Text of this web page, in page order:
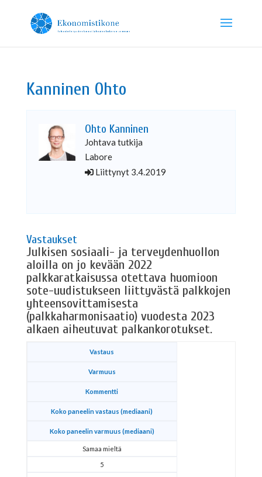
Kanninen Ohto
Ohto Kanninen
Johtava tutkija
Labore
Liittynyt 3.4.2019
Vastaukset
Julkisen sosiaali- ja terveydenhuollon
aloilla on jo kevään 2022
palkkaratkaisussa otettava huomioon
sote-uudistukseen liittyvästä palkkojen
yhteensovittamisesta
(palkkaharmonisaatio) vuodesta 2023
alkaen aiheutuvat palkankorotukset.
Vastaus
Varmuus
Kommentti
Koko paneelin vastaus (mediaani)
Koko paneelin varmuus (mediaani)
Samaa mieltä
5